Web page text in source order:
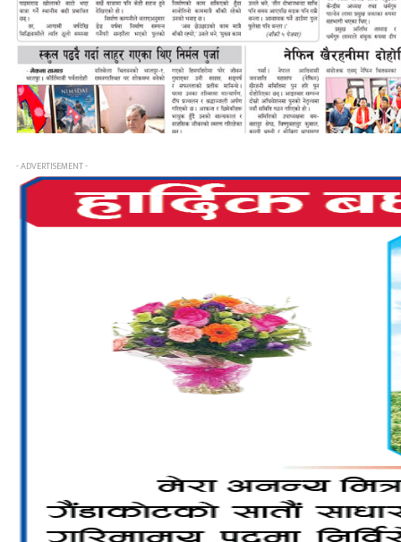
- ADVERTISEMENT -